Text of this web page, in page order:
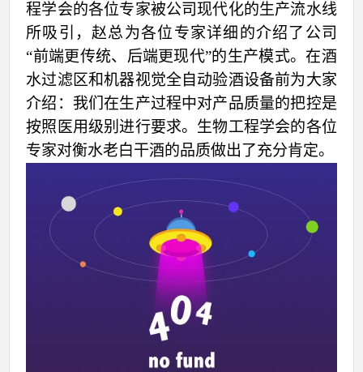
程学会的各位专家被公司现代化的生产流水线
所吸引，赵总为各位专家详细的介绍了公司
“前端更传统、后端更现代”的生产模式。在酒
水过滤区和机器视觉全自动验酒设备前为大家
介绍：我们在生产过程中对产品质量的把控是
按照医用级别进行要求。生物工程学会的各位
专家对衡水老白干酒的品质做出了充分肯定。